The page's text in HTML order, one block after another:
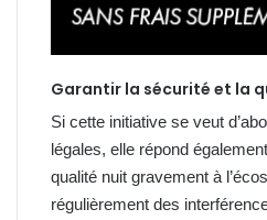
Garantir la sécurité et la
Si cette initiative se veut
légales, elle répond
qualité nuit gravement à
régulièrement des